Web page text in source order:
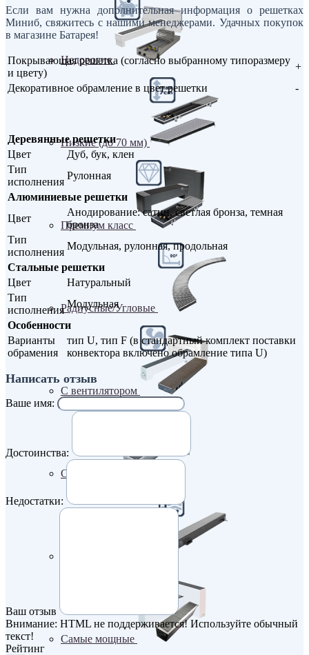
Недорогие
Низкие (до 70 мм)
Премиум класс
Радиусные/Угловые
С вентилятором
С дренажем
Самые мощные
Если вам нужна дополнительная информация о решетках
Миниб, свяжитесь с нашими менеджерами. Удачных покупок
в магазине Батарея!
Покрывающая решетка (согласно выбранному типоразмеру
и цвету)
+
Декоративное обрамление в цвет решетки
-
Деревянные решетки
Цвет
Дуб, бук, клен
Тип
исполнения
Рулонная
Алюминиевые решетки
Цвет
Анодирование: сатин, светлая бронза, темная
бронза
Тип
исполнения
Модульная, рулонная, продольная
Стальные решетки
Цвет
Натуральный
Тип
исполнения
Модульная
Особенности
Варианты
обрамения
тип U, тип F (в стандартный комплект поставки
конвектора включено обрамление типа U)
Написать отзыв
Ваше имя:
Достоинства:
Недостатки:
Ваш отзыв
Внимание: HTML не поддерживается! Используйте обычный
текст!
Рейтинг